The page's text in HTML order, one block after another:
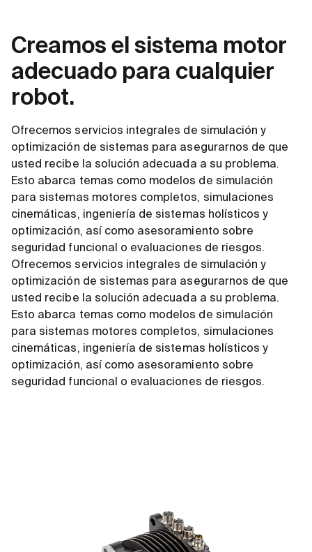
Creamos el sistema motor
adecuado para cualquier
robot.
Ofrecemos servicios integrales de simulación y
optimización de sistemas para asegurarnos de que
usted recibe la solución adecuada a su problema.
Esto abarca temas como modelos de simulación
para sistemas motores completos, simulaciones
cinemáticas, ingeniería de sistemas holísticos y
optimización, así como asesoramiento sobre
seguridad funcional o evaluaciones de riesgos.
Ofrecemos servicios integrales de simulación y
optimización de sistemas para asegurarnos de que
usted recibe la solución adecuada a su problema.
Esto abarca temas como modelos de simulación
para sistemas motores completos, simulaciones
cinemáticas, ingeniería de sistemas holísticos y
optimización, así como asesoramiento sobre
seguridad funcional o evaluaciones de riesgos.